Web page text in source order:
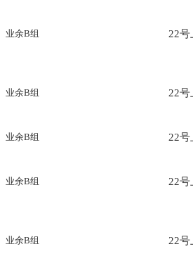
业余B组 22号
业余B组 22号
业余B组 22号
业余B组 22号
业余B组 22号